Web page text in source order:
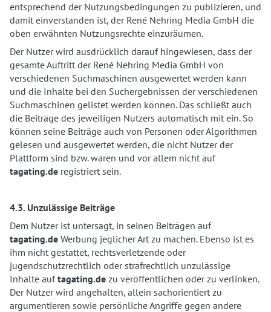
entsprechend der Nutzungsbedingungen zu publizieren, und
damit einverstanden ist, der René Nehring Media GmbH die
oben erwähnten Nutzungsrechte einzuräumen.
Der Nutzer wird ausdrücklich darauf hingewiesen, dass der
gesamte Auftritt der René Nehring Media GmbH von
verschiedenen Suchmaschinen ausgewertet werden kann
und die Inhalte bei den Suchergebnissen der verschiedenen
Suchmaschinen gelistet werden können. Das schließt auch
die Beiträge des jeweiligen Nutzers automatisch mit ein. So
können seine Beiträge auch von Personen oder Algorithmen
gelesen und ausgewertet werden, die nicht Nutzer der
Plattform sind bzw. waren und vor allem nicht auf
tagating.de registriert sein.
4.3. Unzulässige Beiträge
Dem Nutzer ist untersagt, in seinen Beiträgen auf
tagating.de Werbung jeglicher Art zu machen. Ebenso ist es
ihm nicht gestattet, rechtsverletzende oder
jugendschutzrechtlich oder strafrechtlich unzulässige
Inhalte auftagating.de zu veröffentlichen oder zu verlinken.
Der Nutzer wird angehalten, allein sachorientiert zu
argumentieren sowie persönliche Angriffe gegen andere